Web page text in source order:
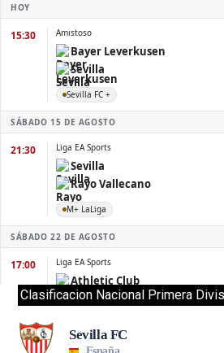
Clasificacion Nacional Primera